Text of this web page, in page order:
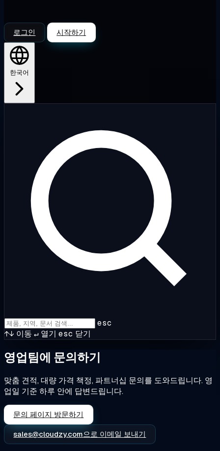
로그인 시작하기
한국어
esc
↑↓ 이동 ↵ 열기 esc 닫기
영업팀에 문의하기
맞춤 견적, 대량 가격 책정, 파트너십 문의를 도와드립니다. 영
업일 기준 하루 안에 답변드립니다.
문의 페이지 방문하기
sales@cloudzy.com으로 이메일 보내기